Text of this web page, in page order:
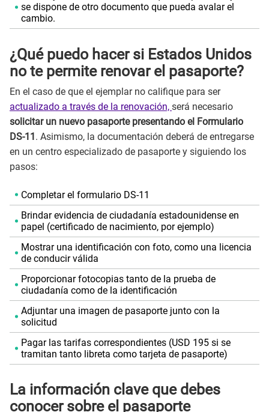
se dispone de otro documento que pueda avalar el
cambio.
¿Qué puedo hacer si Estados Unidos
no te permite renovar el pasaporte?
En el caso de que el ejemplar no califique para ser
actualizado a través de la renovación, será necesario
solicitar un nuevo pasaporte presentando el Formulario
DS-11 . Asimismo, la documentación deberá de entregarse
en un centro especializado de pasaporte y siguiendo los
pasos:
Completar el formulario DS-11
Brindar evidencia de ciudadanía estadounidense en
papel (certificado de nacimiento, por ejemplo)
Mostrar una identificación con foto, como una licencia
de conducir válida
Proporcionar fotocopias tanto de la prueba de
ciudadanía como de la identificación
Adjuntar una imagen de pasaporte junto con la
solicitud
Pagar las tarifas correspondientes (USD 195 si se
tramitan tanto libreta como tarjeta de pasaporte)
La información clave que debes
conocer sobre el pasaporte